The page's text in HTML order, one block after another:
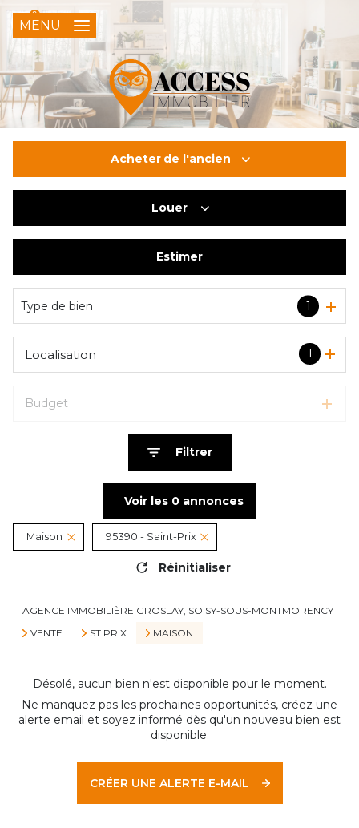
0
FR
MENU
Acheter de l'ancien
Du neuf
Louer
Estimer
Type de bien 1
1
Localisation
Budget
Filtrer
Voir les 0annonces
Maison 95390 - Saint-Prix
Réinitialiser
AGENCE IMMOBILIÈRE GROSLAY, SOISY-SOUS-MONTMORENCY
VENTE
ST PRIX MAISON
Désolé, aucun bien n'est disponible pour le moment.
Ne manquez pas les prochaines opportunités, créez une
alerte email et soyez informé dès qu'un nouveau bien est
disponible.
CRÉER UNE ALERTE E-MAIL